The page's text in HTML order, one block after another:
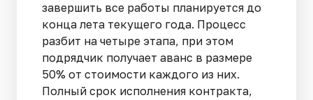
завершить все работы планируется до
конца лета текущего года. Процесс
разбит на четыре этапа, при этом
подрядчик получает аванс в размере
50% от стоимости каждого из них.
Полный срок исполнения контракта,